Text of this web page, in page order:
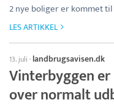
2 nye boliger er kommet
LES ARTIKKEL
13. juli · landbrugsavisen.dk
Vinterbyggen
over normalt